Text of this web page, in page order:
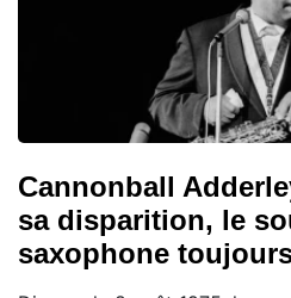
Cannonball
sa disparition, le
saxophone